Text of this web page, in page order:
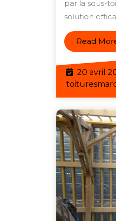
par la sous-
solution
Read
20 avril